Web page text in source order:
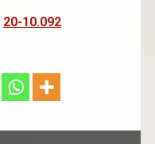
20-10.092